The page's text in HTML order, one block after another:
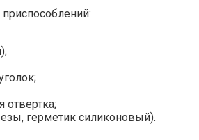
отвертка;
герметик силиконовый).